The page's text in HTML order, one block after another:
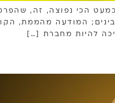
הכי נפוצה, זה,
המודעה מהממת,
להיות מחברת […]